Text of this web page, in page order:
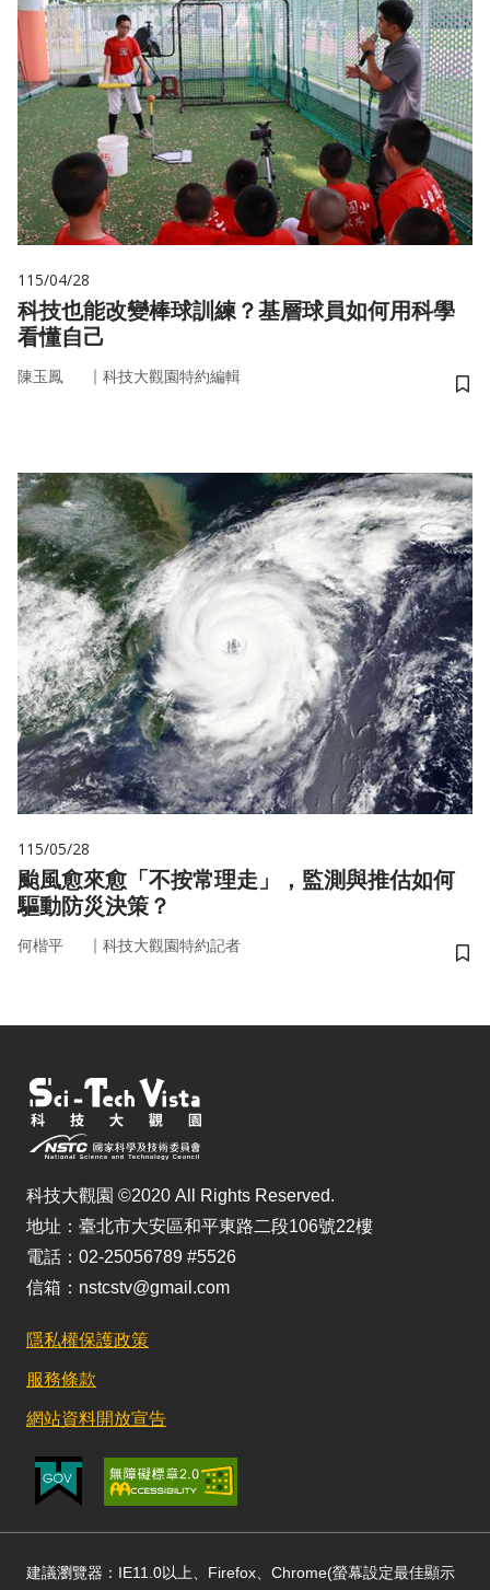
115/04/28
科技也能改變棒球訓練？基層球員如何用科學
看懂自己
陳玉鳳 ｜ 科技大觀園特約編輯
儲
115/05/28
颱風愈來愈「不按常理走」，監測與推估如何
驅動防災決策？
何楷平 ｜ 科技大觀園特約記者
儲
科技大觀園 ©2020 All Rights Reserved.
地址：臺北市大安區和平東路二段106號22樓
電話：02-25056789 #5526
信箱：nstcstv@gmail.com
隱私權保護政策
服務條款
網站資料開放宣告
建議瀏覽器：IE11.0以上、Firefox、Chrome(螢幕設定最佳顯示